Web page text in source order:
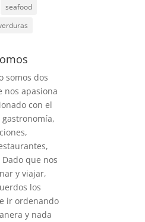
seafood
somos dos
nos apasiona
con el
que nos
y viajar,
los
ir ordenando
y nada